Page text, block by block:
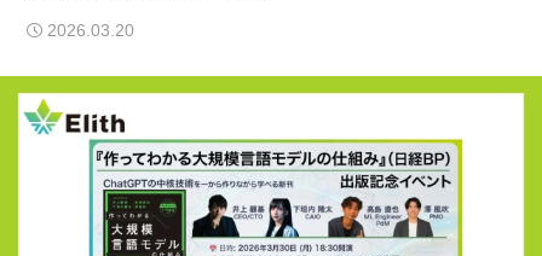
2026.03.20